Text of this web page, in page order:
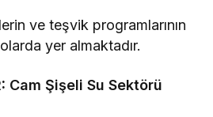
ve teşvik programlarının
yer almaktadır.
Cam Şişeli Su Sektörü